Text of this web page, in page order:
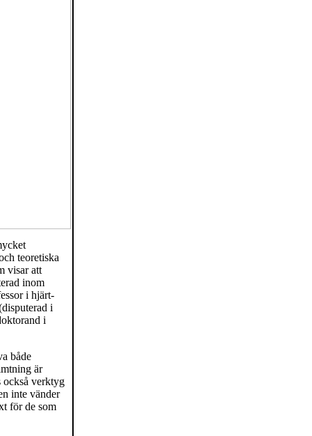
teoretiska
visar att
inom
i hjärt-
i
i
både
är
också verktyg
inte vänder
för de som